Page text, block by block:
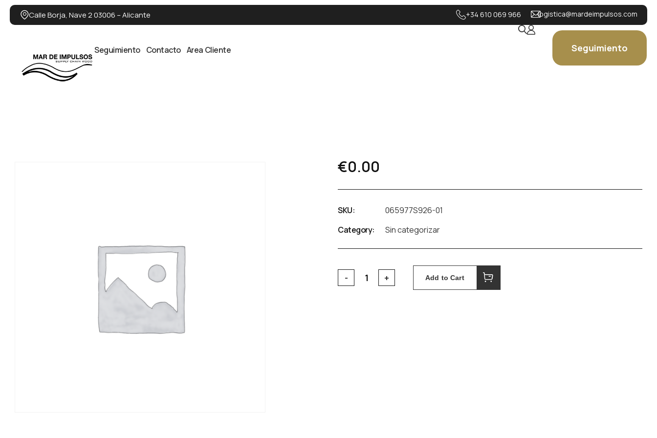
Calle Borja, Nave 2 03006 – Alicante logistica@mardeimpulsos.com
+34 610 069 966
Seguimiento Contacto Area Cliente Seguimiento
€0.00
SKU:
065977S926-01
Category:
Sin categorizar
Add to Cart